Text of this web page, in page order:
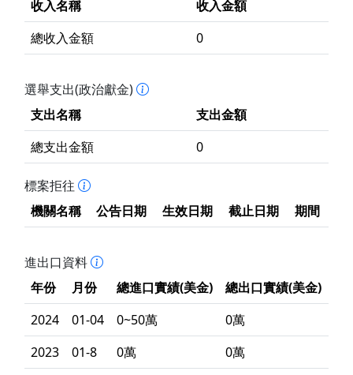
收入名稱
收入金額
總收入金額
0
選舉支出(政治獻金)
支出名稱
支出金額
總支出金額
0
標案拒往
機關名稱
公告日期 生效日期 截止日期 期間
進出口資料
年份
月份 總進口實績(美金)
總出口實績(美金)
2024
01-04 0~50萬
0萬
2023
01-8 0萬
0萬